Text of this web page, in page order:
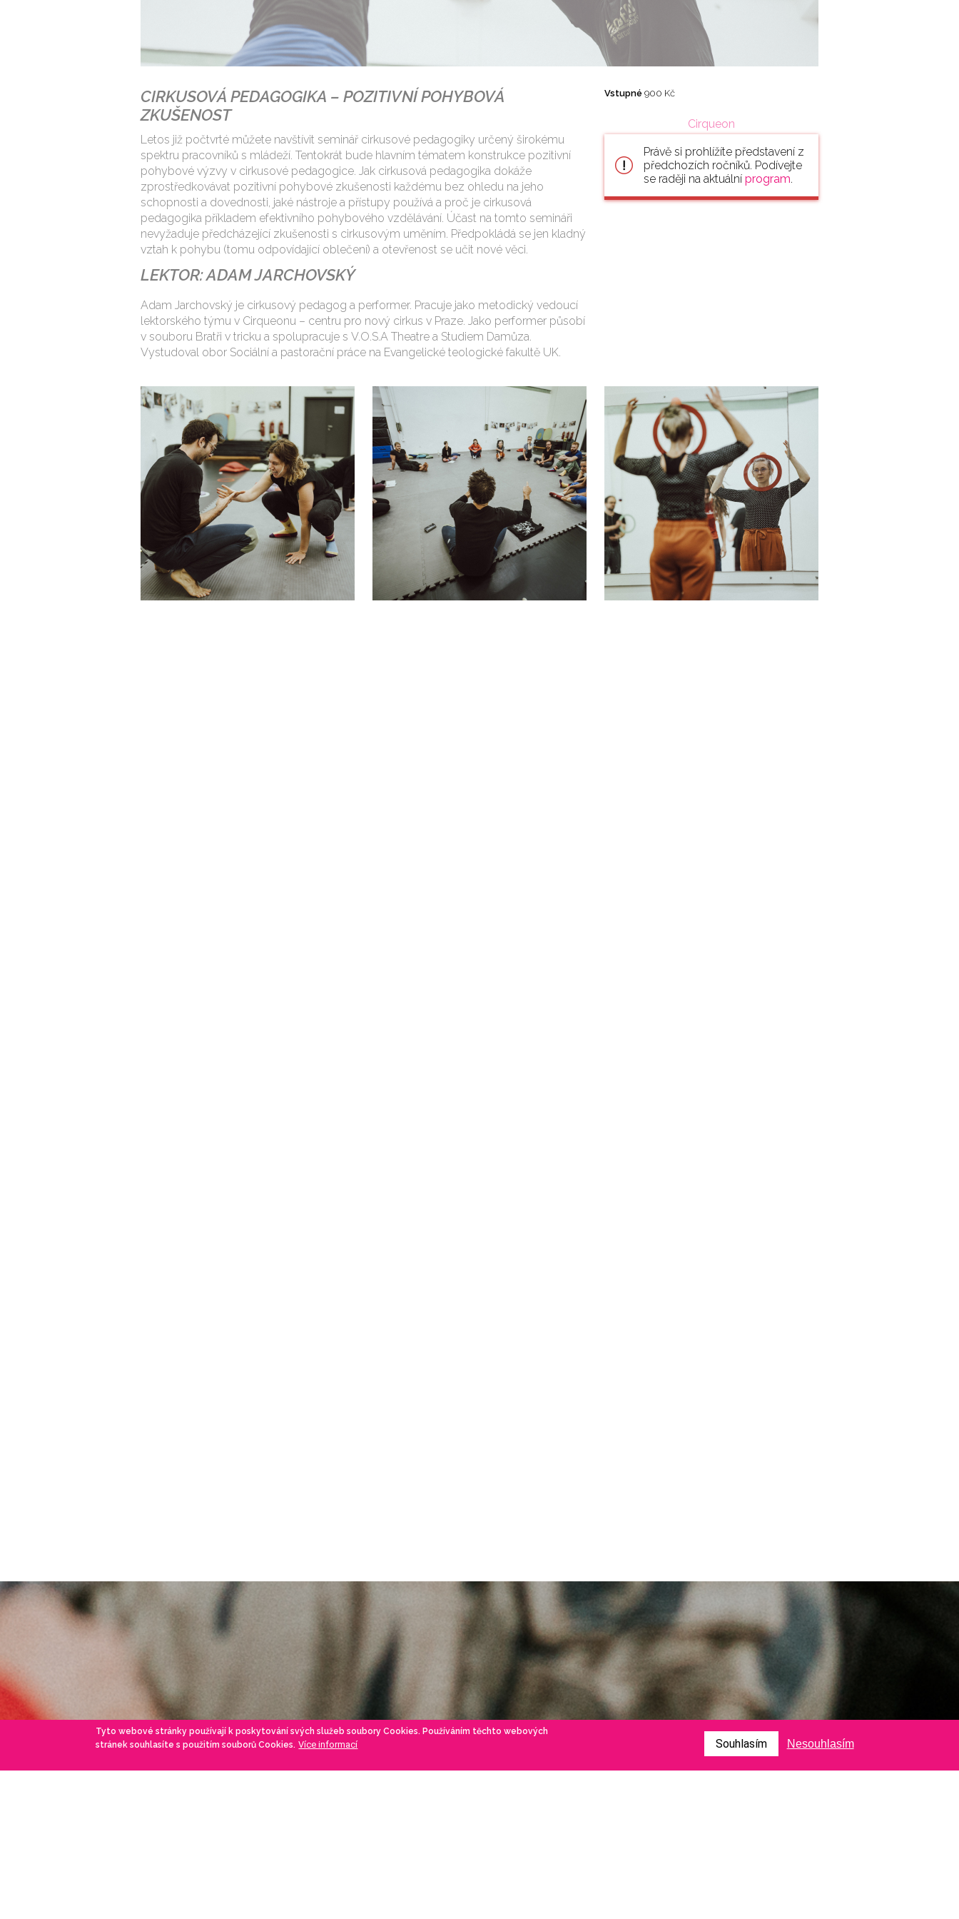
CIRKUSOVÁ PEDAGOGIKA – POZITIVNÍ POHYBOVÁ
ZKUŠENOST
Letos již počtvrté můžete navštívit seminář cirkusové pedagogiky určený širokému
spektru pracovníků s mládeží. Tentokrát bude hlavním tématem konstrukce pozitivní
pohybové výzvy v cirkusové pedagogice. Jak cirkusová pedagogika dokáže
zprostředkovávat pozitivní pohybové zkušenosti každému bez ohledu na jeho
schopnosti a dovednosti, jaké nástroje a přístupy používá a proč je cirkusová
pedagogika příkladem efektivního pohybového vzdělávání. Účast na tomto semináři
nevyžaduje předcházející zkušenosti s cirkusovým uměním. Předpokládá se jen kladný
vztah k pohybu (tomu odpovídající oblečení) a otevřenost se učit nové věci.
LEKTOR: ADAM JARCHOVSKÝ
Adam Jarchovský je cirkusový pedagog a performer. Pracuje jako metodický vedoucí
lektorského týmu v Cirqueonu – centru pro nový cirkus v Praze. Jako performer působí
v souboru Bratři v tricku a spolupracuje s V.O.S.A Theatre a Studiem Damůza.
Vystudoval obor Sociální a pastorační práce na Evangelické teologické fakultě UK.
Vstupné 900 Kč
Cirqueon
Právě si prohlížíte představení z
předchozích ročníků. Podívejte
se raději na aktuální program.
Tyto webové stránky používají k poskytování svých služeb soubory Cookies. Používáním těchto webových
stránek souhlasíte s použitím souborů Cookies. Více informací Souhlasím Nesouhlasím